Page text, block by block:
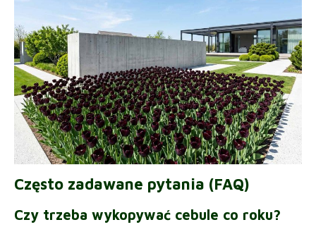
Często zadawane pytania (FAQ)
Czy trzeba wykopywać cebule co roku?